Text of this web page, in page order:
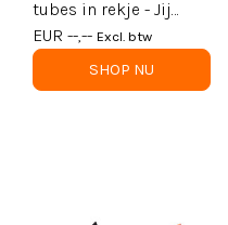
tubes in rekje - Jij
bent een echte
TOPPER, 3 x proost! -
per 6
EUR --,-- Excl. btw
SHOP NU